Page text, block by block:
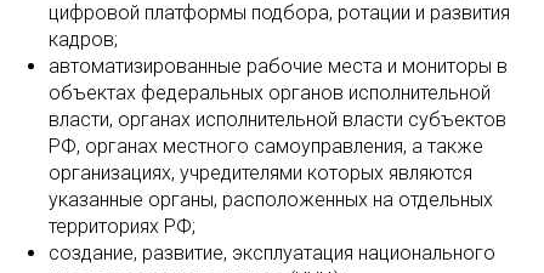
цифровой платформы подбора, ротации и развития
кадров;
автоматизированные рабочие места и мониторы в
объектах федеральных органов исполнительной
власти, органах исполнительной власти субъектов
РФ, органах местного самоуправления, а также
организациях, учредителями которых являются
указанные органы, расположенных на отдельных
территориях РФ;
создание, развитие, эксплуатация национального